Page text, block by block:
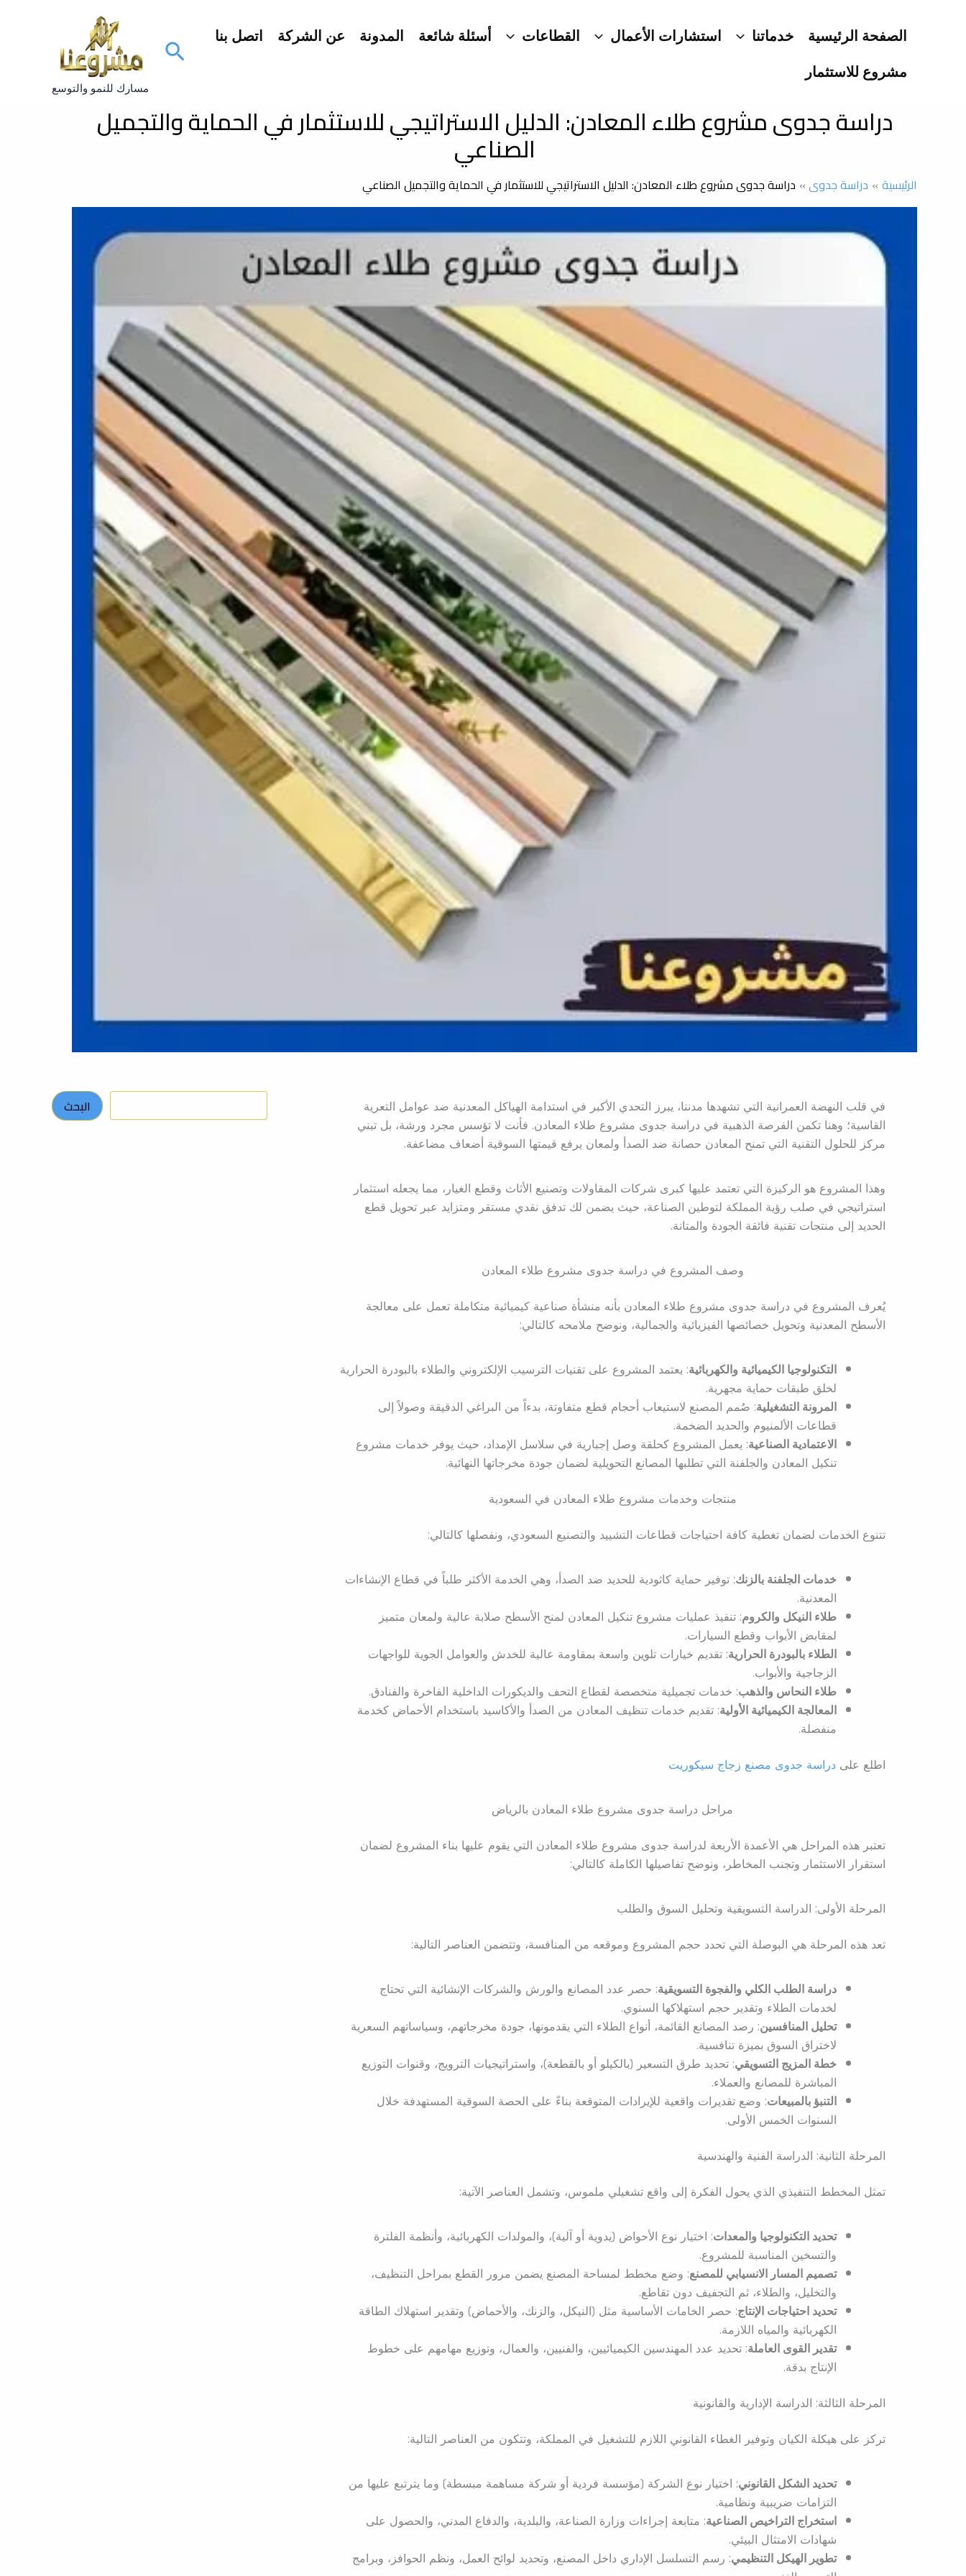
الصفحة الرئيسية خدماتنا استشارات الأعمال القطاعات أسئلة شائعة المدونة عن الشركة
اتصل بنا
مشروع للاستثمار
البحث
مسارك للنمو والتوسع
دراسة جدوى مشروع طلاء المعادن: الدليل الاستراتيجي للاستثمار في الحماية والتجميل
الصناعي
الرئيسية دراسة جدوى دراسة جدوى مشروع طلاء المعادن: الدليل الاستراتيجي للاستثمار في الحماية والتجميل الصناعي
في قلب النهضة العمرانية التي تشهدها مدننا، يبرز التحدي الأكبر في استدامة الهياكل المعدنية ضد عوامل التعرية
القاسية؛ وهنا تكمن الفرصة الذهبية في دراسة جدوى مشروع طلاء المعادن. فأنت لا تؤسس مجرد ورشة، بل تبني
مركز للحلول التقنية التي تمنح المعادن حصانة ضد الصدأ ولمعان يرفع قيمتها السوقية أضعاف مضاعفة.
وهذا المشروع هو الركيزة التي تعتمد عليها كبرى شركات المقاولات وتصنيع الأثاث وقطع الغيار، مما يجعله استثمار
استراتيجي في صلب رؤية المملكة لتوطين الصناعة، حيث يضمن لك تدفق نقدي مستقر ومتزايد عبر تحويل قطع
الحديد إلى منتجات تقنية فائقة الجودة والمتانة.
وصف المشروع في دراسة جدوى مشروع طلاء المعادن
يُعرف المشروع في دراسة جدوى مشروع طلاء المعادن بأنه منشأة صناعية كيميائية متكاملة تعمل على معالجة
الأسطح المعدنية وتحويل خصائصها الفيزيائية والجمالية، ونوضح ملامحه كالتالي:
التكنولوجيا الكيميائية والكهربائية: يعتمد المشروع على تقنيات الترسيب الإلكتروني والطلاء بالبودرة الحرارية
لخلق طبقات حماية مجهرية.
المرونة التشغيلية: صُمم المصنع لاستيعاب أحجام قطع متفاوتة، بدءاً من البراغي الدقيقة وصولاً إلى
قطاعات الألمنيوم والحديد الضخمة.
الاعتمادية الصناعية: يعمل المشروع كحلقة وصل إجبارية في سلاسل الإمداد، حيث يوفر خدمات مشروع
تنكيل المعادن والجلفنة التي تطلبها المصانع التحويلية لضمان جودة مخرجاتها النهائية.
منتجات وخدمات مشروع طلاء المعادن في السعودية
تتنوع الخدمات لضمان تغطية كافة احتياجات قطاعات التشييد والتصنيع السعودي، ونفصلها كالتالي:
خدمات الجلفنة بالزنك: توفير حماية كاثودية للحديد ضد الصدأ، وهي الخدمة الأكثر طلباً في قطاع الإنشاءات
المعدنية.
طلاء النيكل والكروم: تنفيذ عمليات مشروع تنكيل المعادن لمنح الأسطح صلابة عالية ولمعان متميز
لمقابض الأبواب وقطع السيارات.
الطلاء بالبودرة الحرارية: تقديم خيارات تلوين واسعة بمقاومة عالية للخدش والعوامل الجوية للواجهات
الزجاجية والأبواب.
طلاء النحاس والذهب: خدمات تجميلية متخصصة لقطاع التحف والديكورات الداخلية الفاخرة والفنادق.
المعالجة الكيميائية الأولية: تقديم خدمات تنظيف المعادن من الصدأ والأكاسيد باستخدام الأحماض كخدمة
منفصلة.
اطلع على دراسة جدوى مصنع زجاج سيكوريت
مراحل دراسة جدوى مشروع طلاء المعادن بالرياض
تعتبر هذه المراحل هي الأعمدة الأربعة لدراسة جدوى مشروع طلاء المعادن التي يقوم عليها بناء المشروع لضمان
استقرار الاستثمار وتجنب المخاطر، ونوضح تفاصيلها الكاملة كالتالي:
المرحلة الأولى: الدراسة التسويقية وتحليل السوق والطلب
تعد هذه المرحلة هي البوصلة التي تحدد حجم المشروع وموقعه من المنافسة، وتتضمن العناصر التالية:
دراسة الطلب الكلي والفجوة التسويقية: حصر عدد المصانع والورش والشركات الإنشائية التي تحتاج
لخدمات الطلاء وتقدير حجم استهلاكها السنوي.
تحليل المنافسين: رصد المصانع القائمة، أنواع الطلاء التي يقدمونها، جودة مخرجاتهم، وسياساتهم السعرية
لاختراق السوق بميزة تنافسية.
خطة المزيج التسويقي: تحديد طرق التسعير (بالكيلو أو بالقطعة)، واستراتيجيات الترويج، وقنوات التوزيع
المباشرة للمصانع والعملاء.
التنبؤ بالمبيعات: وضع تقديرات واقعية للإيرادات المتوقعة بناءً على الحصة السوقية المستهدفة خلال
السنوات الخمس الأولى.
المرحلة الثانية: الدراسة الفنية والهندسية
تمثل المخطط التنفيذي الذي يحول الفكرة إلى واقع تشغيلي ملموس، وتشمل العناصر الآتية:
تحديد التكنولوجيا والمعدات: اختيار نوع الأحواض (يدوية أو آلية)، والمولدات الكهربائية، وأنظمة الفلترة
والتسخين المناسبة للمشروع.
تصميم المسار الانسيابي للمصنع: وضع مخطط لمساحة المصنع يضمن مرور القطع بمراحل التنظيف،
والتخليل، والطلاء، ثم التجفيف دون تقاطع.
تحديد احتياجات الإنتاج: حصر الخامات الأساسية مثل (النيكل، والزنك، والأحماض) وتقدير استهلاك الطاقة
الكهربائية والمياه اللازمة.
تقدير القوى العاملة: تحديد عدد المهندسين الكيميائيين، والفنيين، والعمال، وتوزيع مهامهم على خطوط
الإنتاج بدقة.
المرحلة الثالثة: الدراسة الإدارية والقانونية
تركز على هيكلة الكيان وتوفير الغطاء القانوني اللازم للتشغيل في المملكة، وتتكون من العناصر التالية:
تحديد الشكل القانوني: اختيار نوع الشركة (مؤسسة فردية أو شركة مساهمة مبسطة) وما يترتبع عليها من
التزامات ضريبية ونظامية.
استخراج التراخيص الصناعية: متابعة إجراءات وزارة الصناعة، والبلدية، والدفاع المدني، والحصول على
شهادات الامتثال البيئي.
تطوير الهيكل التنظيمي: رسم التسلسل الإداري داخل المصنع، وتحديد لوائح العمل، ونظم الحوافز، وبرامج
البحث